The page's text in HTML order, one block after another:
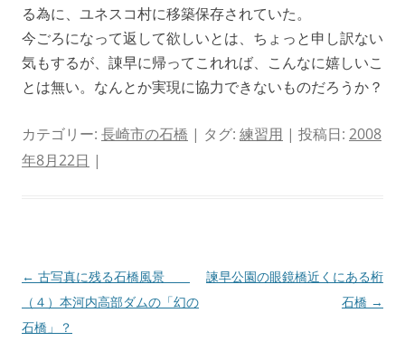
る為に、ユネスコ村に移築保存されていた。
今ごろになって返して欲しいとは、ちょっと申し訳ない
気もするが、諌早に帰ってこれれば、こんなに嬉しいこ
とは無い。なんとか実現に協力できないものだろうか？
カテゴリー: 長崎市の石橋 | タグ: 練習用 | 投稿日: 2008
年8月22日 |
投
稿
ナ
← 古写真に残る石橋風景
（４）本河内高部ダムの「幻の
石橋」？
諫早公園の眼鏡橋近くにある桁
石橋 →